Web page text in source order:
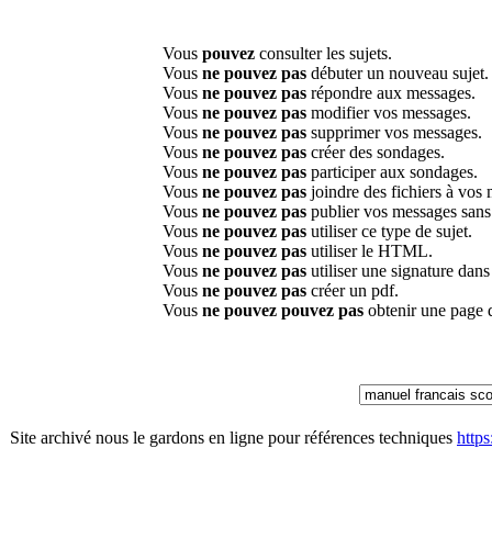
Vous pouvez consulter les sujets.
Vous ne pouvez pas débuter un nouveau sujet.
Vous ne pouvez pas répondre aux messages.
Vous ne pouvez pas modifier vos messages.
Vous ne pouvez pas supprimer vos messages.
Vous ne pouvez pas créer des sondages.
Vous ne pouvez pas participer aux sondages.
Vous ne pouvez pas joindre des fichiers à vos
Vous ne pouvez pas publier vos messages
Vous ne pouvez pas utiliser ce type de sujet.
Vous ne pouvez pas utiliser le HTML.
Vous ne pouvez pas utiliser une signature
Vous ne pouvez pas créer un pdf.
Vous ne pouvez pouvez pas obtenir une page
Site archivé nous le gardons en ligne pour références techniques